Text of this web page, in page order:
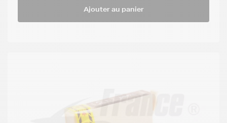
Ajouter au panier